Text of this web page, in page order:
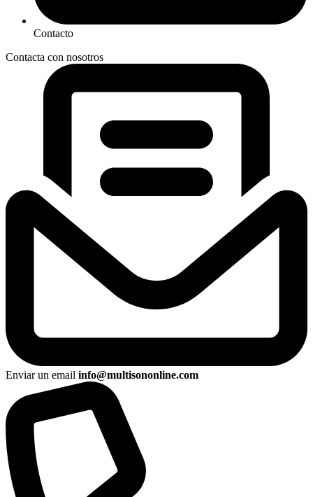
Contacto
Contacta con nosotros
Enviar un email info@multisononline.com